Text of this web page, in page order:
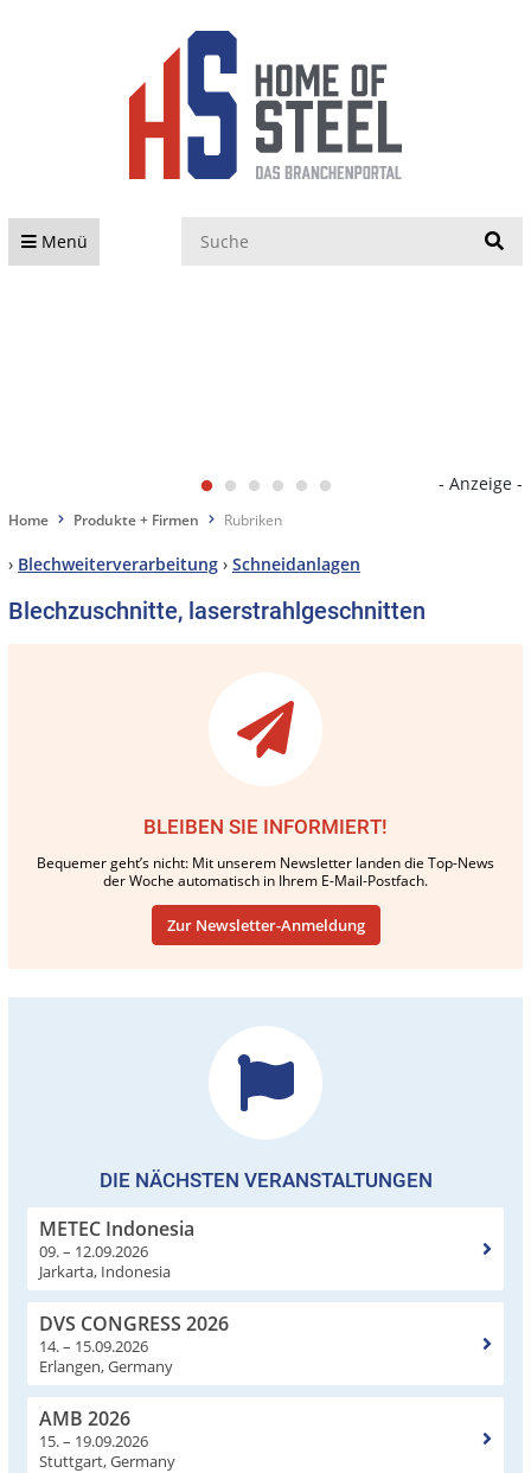
Menü
- Anzeige -
Home Produkte + Firmen Rubriken
› Blechweiterverarbeitung › Schneidanlagen
Blechzuschnitte, laserstrahlgeschnitten
BLEIBEN SIE INFORMIERT!
Bequemer geht’s nicht: Mit unserem Newsletter landen die Top-News
der Woche automatisch in Ihrem E-Mail-Postfach.
Zur Newsletter-Anmeldung
DIE NÄCHSTEN VERANSTALTUNGEN
METEC Indonesia
09. – 12.09.2026
Jarkarta, Indonesia
DVS CONGRESS 2026
14. – 15.09.2026
Erlangen, Germany
AMB 2026
15. – 19.09.2026
Stuttgart, Germany